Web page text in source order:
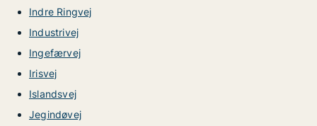
Indre Ringvej
Industrivej
Ingefærvej
Irisvej
Islandsvej
Jegindøvej